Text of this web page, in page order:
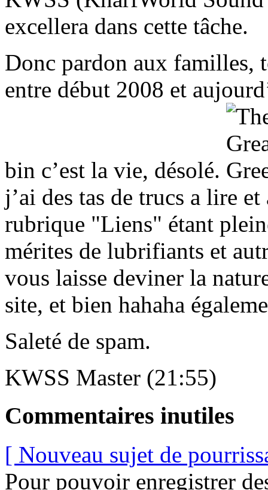
excellera dans cette tâche.
Donc pardon aux familles,
entre début 2008 et
bin c’est la vie, désolé.
j’ai des tas de trucs a lire
rubrique "Liens" étant
mérites de lubrifiants et
vous laisse deviner la
site, et bien hahaha
Saleté de spam.
KWSS Master (21:55)
Commentaires inutiles
[ Nouveau sujet de
Pour pouvoir enregistrer